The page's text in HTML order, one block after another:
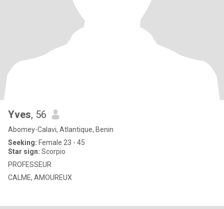
Yves, 56
Abomey-Calavi, Atlantique, Benin
Seeking: Female 23 - 45
Star sign: Scorpio
PROFESSEUR
CALME, AMOUREUX